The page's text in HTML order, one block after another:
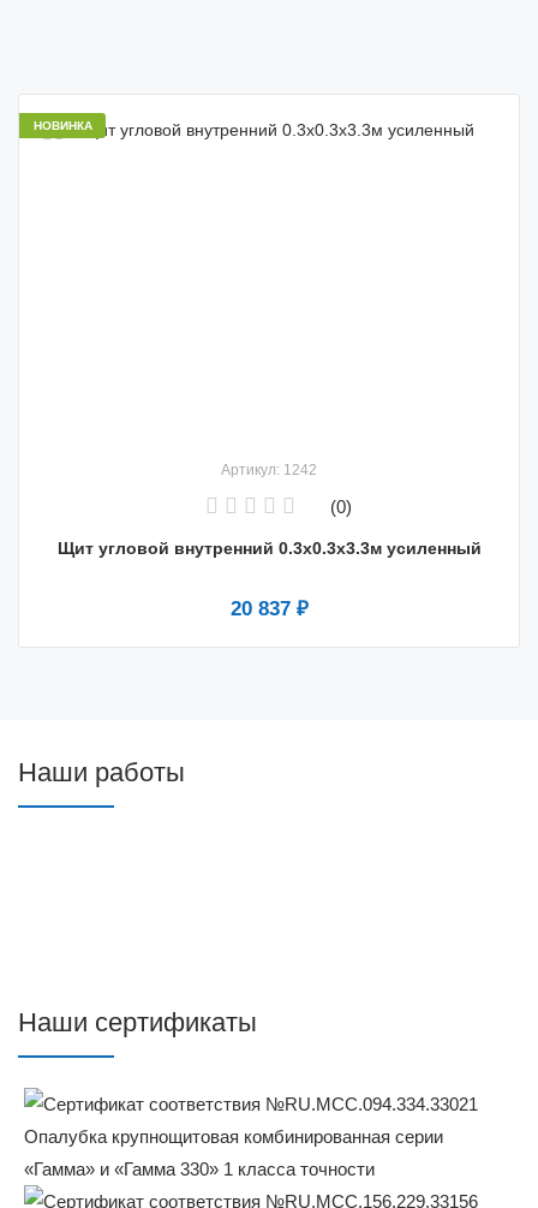
НОВИНКА
Артикул: 1242
(0)
Щит угловой внутренний 0.3х0.3х3.3м усиленный
20 837 ₽
Наши работы
Наши сертификаты